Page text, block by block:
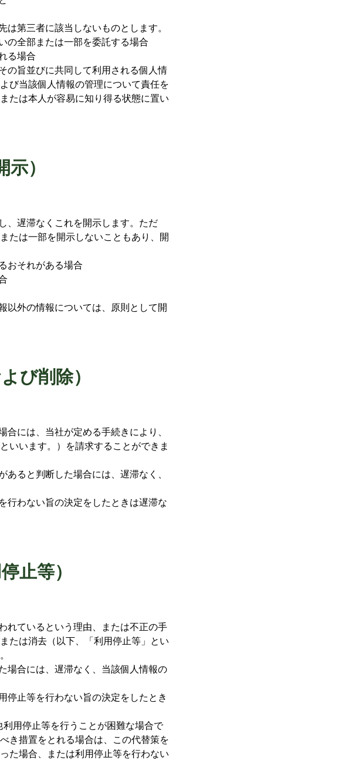
第三者に該当しないものとします。
の全部または一部を委託する場合
る場合
の旨並びに共同して利用される個人情
び当該個人情報の管理について責任を
たは本人が容易に知り得る状態に置い
）
、遅滞なくこれを開示します。ただ
たは一部を開示しないこともあり、開
おそれがある場合
以外の情報については、原則として開
び削除）
には、当社が定める手続きにより、
いいます。）を請求することができま
ると判断した場合には、遅滞なく、
行わない旨の決定をしたときは遅滞な
止等）
れているという理由、または不正の手
たは消去（以下、「利用停止等」とい
場合には、遅滞なく、当該個人情報の
停止等を行わない旨の決定をしたとき
用停止等を行うことが困難な場合で
き措置をとれる場合は、この代替策を
た場合、または利用停止等を行わない